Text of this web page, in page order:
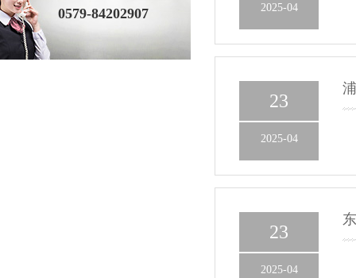
0579-84202907 2025-04
23
2025-04
23
2025-04